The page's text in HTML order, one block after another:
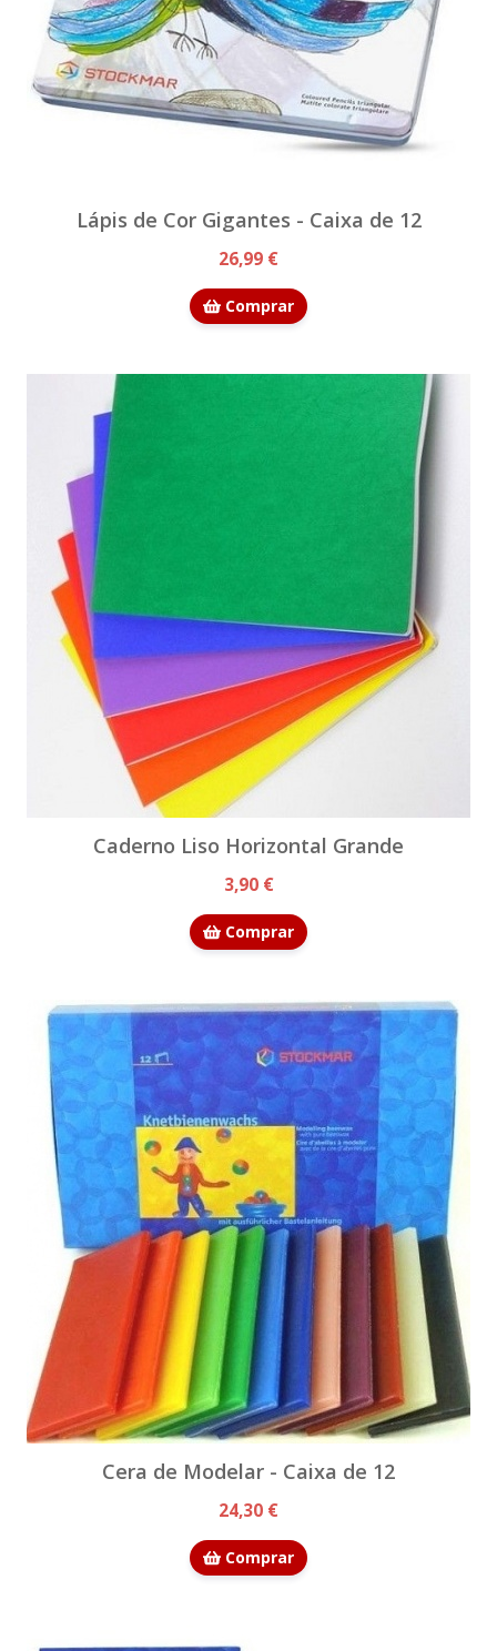
Lápis de Cor Gigantes - Caixa de 12
26,99 €
Comprar
Caderno Liso Horizontal Grande
3,90 €
Comprar
Cera de Modelar - Caixa de 12
24,30 €
Comprar